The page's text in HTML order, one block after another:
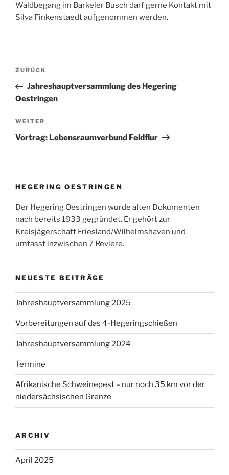
Waldbegang im Barkeler Busch darf gerne Kontakt mit
Silva Finkenstaedt aufgenommen werden.
Beitragsnavigation
Vorheriger
Beitrag
ZURÜCK
Jahreshauptversammlung des Hegering
Oestringen
Nächster
Beitrag
WEITER
Vortrag: Lebensraumverbund Feldflur
HEGERING OESTRINGEN
Der Hegering Oestringen wurde alten Dokumenten
nach bereits 1933 gegründet. Er gehört zur
Kreisjägerschaft Friesland/Wilhelmshaven und
umfasst inzwischen 7 Reviere.
NEUESTE BEITRÄGE
Jahreshauptversammlung 2025
Vorbereitungen auf das 4-Hegeringschießen
Jahreshauptversammlung 2024
Termine
Afrikanische Schweinepest – nur noch 35 km vor der
niedersächsischen Grenze
ARCHIV
April 2025